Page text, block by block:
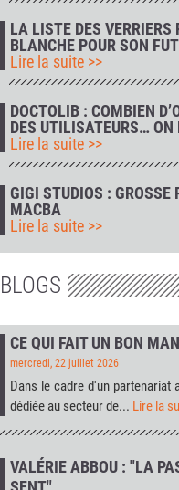
LA LISTE DES VERRIERS
BLANCHE POUR SON
Lire la suite >>
DOCTOLIB : COMBIEN
DES UTILISATEURS… ON
Lire la suite >>
GIGI STUDIOS : GROSSE
MACBA
Lire la suite >>
BLOGS
CE QUI FAIT UN BON
mercredi, 22 juillet 2026
Dans le cadre d'un partenariat
dédiée au secteur de... Lire la
VALÉRIE ABBOU : "LA